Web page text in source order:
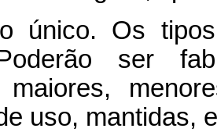
único. Os
ser
maiores,
uso, mantidas,